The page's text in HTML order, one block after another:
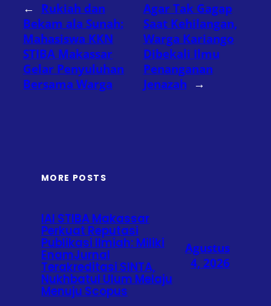
← Rukiah dan
Bekam ala Sunah:
Mahasiswa KKN
STIBA Makassar
Gelar Penyuluhan
Bersama Warga
Agar Tak Gagap
Saat Kehilangan,
Warga Kariango
Dibekali Ilmu
Penanganan
Jenazah →
MORE POSTS
IAI STIBA Makassar
Perkuat Reputasi
Publikasi Ilmiah: Miliki
EnamJurnal
Terakreditasi SINTA,
Nukhbatul Ulum Melaju
Menuju Scopus
Agustus
4, 2026